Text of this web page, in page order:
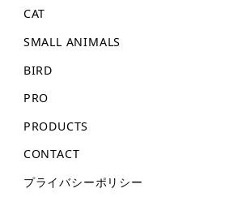
CAT
SMALL ANIMALS
BIRD
PRO
PRODUCTS
CONTACT
プライバシーポリシー